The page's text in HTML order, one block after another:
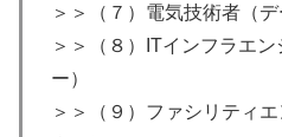
＞＞（７）電気技術者（デ
＞＞（８）ITインフラエ
ー）
＞＞（９）ファシリティ